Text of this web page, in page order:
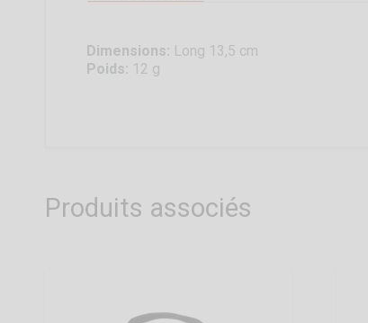
Dimensions: Long 13,5 cm
Poids: 12 g
Produits associés